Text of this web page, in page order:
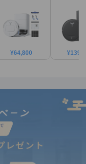
¥64,800 ¥